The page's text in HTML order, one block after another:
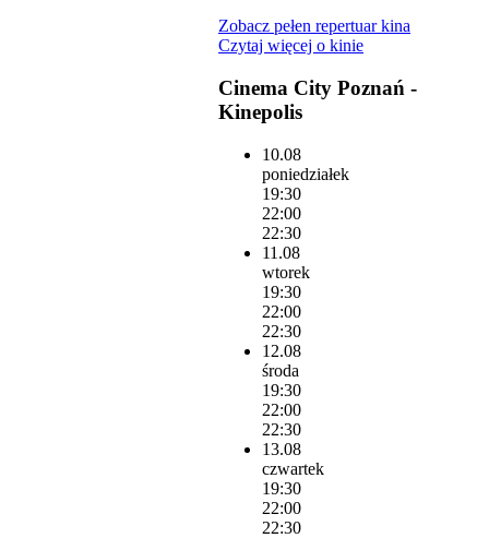
Zobacz pełen repertuar kina
Czytaj więcej o kinie
Cinema City Poznań -
Kinepolis
10.08
poniedziałek
19:30
22:00
22:30
11.08
wtorek
19:30
22:00
22:30
12.08
środa
19:30
22:00
22:30
13.08
czwartek
19:30
22:00
22:30